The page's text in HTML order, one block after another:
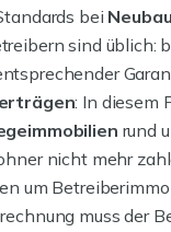
bei
sind üblich:
: In diesem
rund
nicht mehr
um
muss der